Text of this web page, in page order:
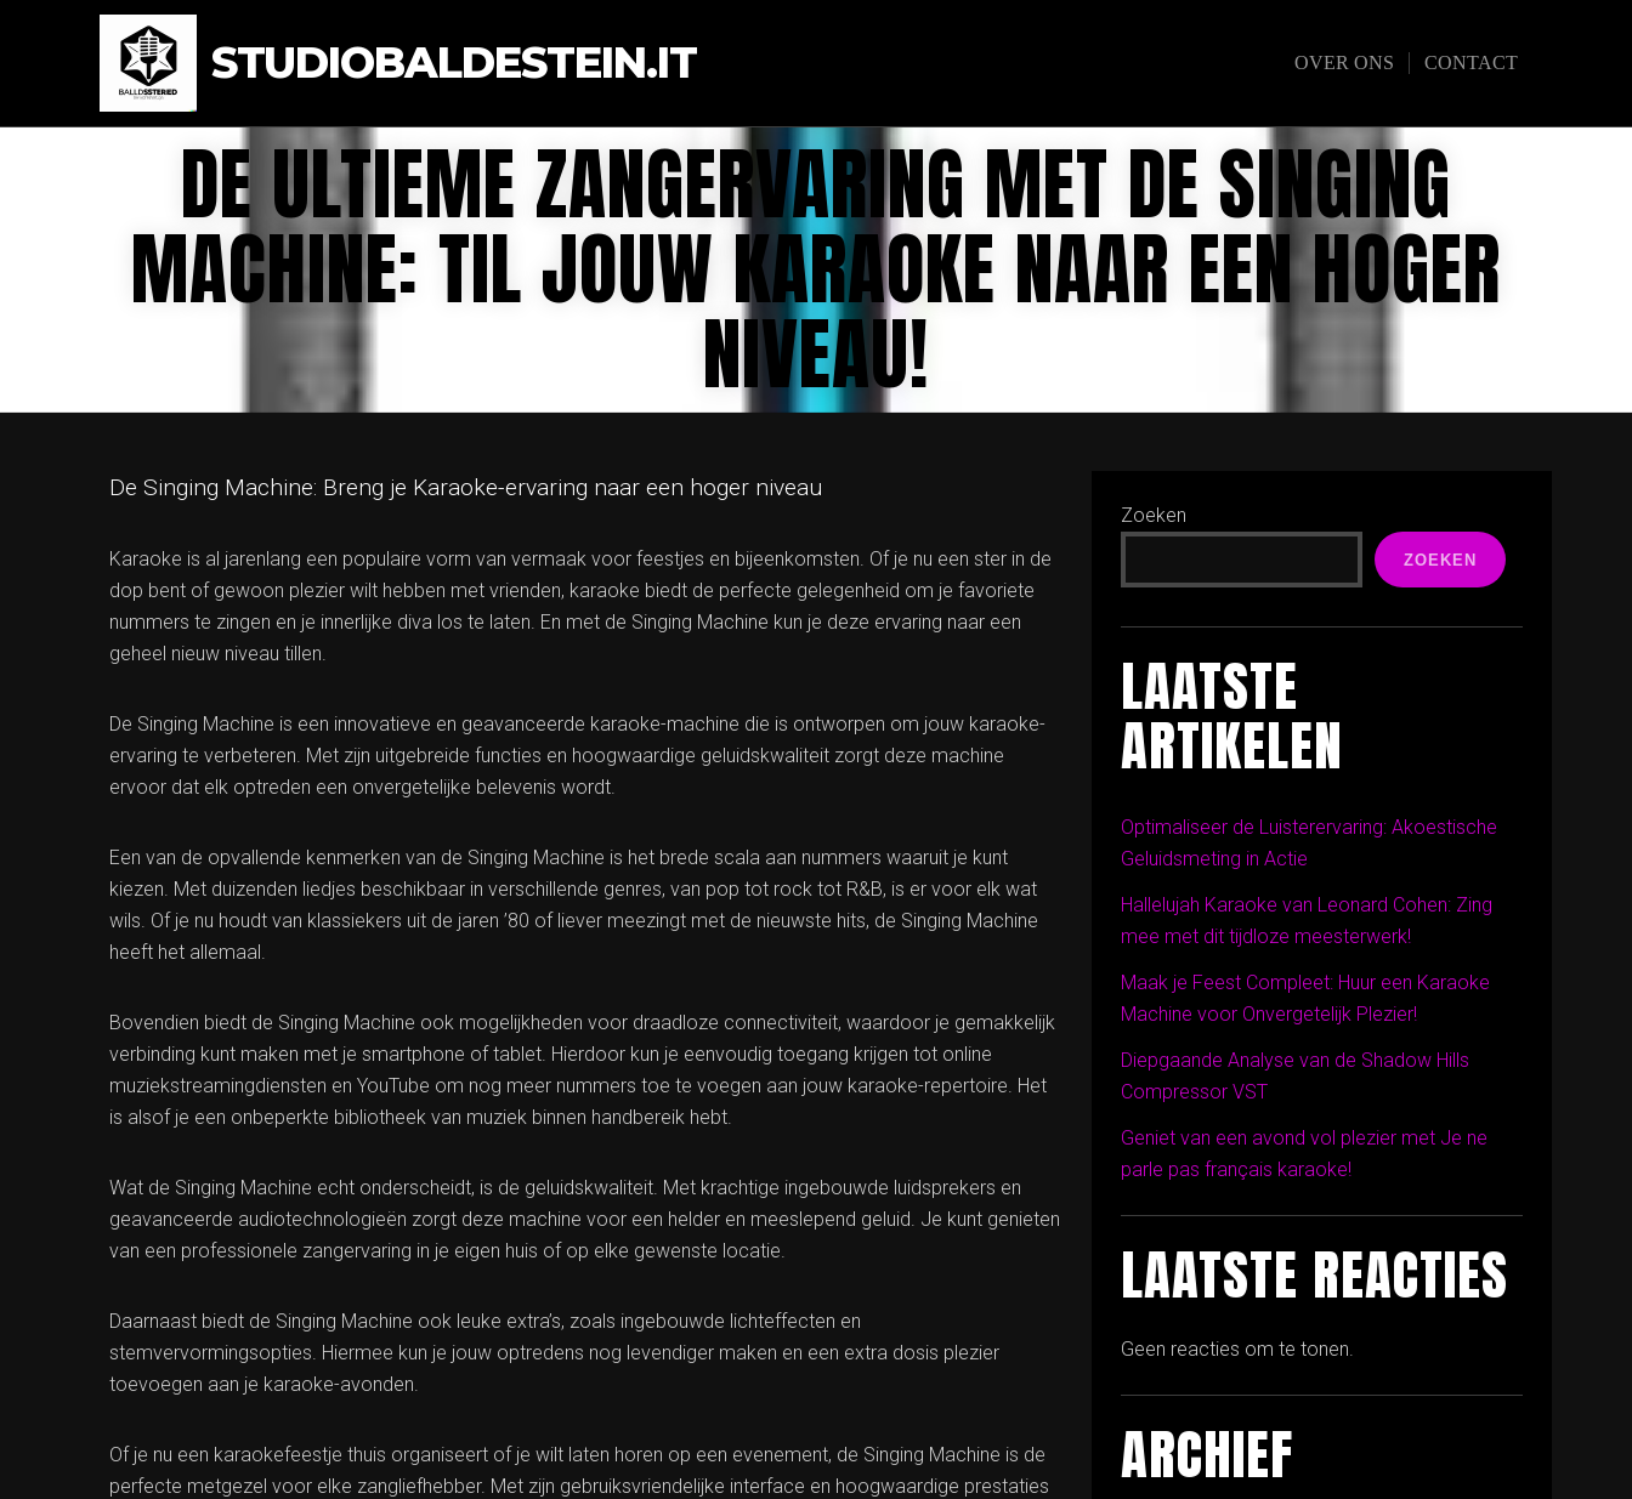
STUDIOBALDESTEIN.IT OVER ONS CONTACT
DE ULTIEME ZANGERVARING MET DE SINGING
MACHINE: TIL JOUW KARAOKE NAAR EEN HOGER
NIVEAU!
De Singing Machine: Breng je Karaoke-ervaring naar een hoger niveau
Karaoke is al jarenlang een populaire vorm van vermaak voor feestjes en bijeenkomsten. Of je nu een ster in de
dop bent of gewoon plezier wilt hebben met vrienden, karaoke biedt de perfecte gelegenheid om je favoriete
nummers te zingen en je innerlijke diva los te laten. En met de Singing Machine kun je deze ervaring naar een
geheel nieuw niveau tillen.
De Singing Machine is een innovatieve en geavanceerde karaoke-machine die is ontworpen om jouw karaoke-
ervaring te verbeteren. Met zijn uitgebreide functies en hoogwaardige geluidskwaliteit zorgt deze machine
ervoor dat elk optreden een onvergetelijke belevenis wordt.
Een van de opvallende kenmerken van de Singing Machine is het brede scala aan nummers waaruit je kunt
kiezen. Met duizenden liedjes beschikbaar in verschillende genres, van pop tot rock tot R&B, is er voor elk wat
wils. Of je nu houdt van klassiekers uit de jaren ’80 of liever meezingt met de nieuwste hits, de Singing Machine
heeft het allemaal.
Bovendien biedt de Singing Machine ook mogelijkheden voor draadloze connectiviteit, waardoor je gemakkelijk
verbinding kunt maken met je smartphone of tablet. Hierdoor kun je eenvoudig toegang krijgen tot online
muziekstreamingdiensten en YouTube om nog meer nummers toe te voegen aan jouw karaoke-repertoire. Het
is alsof je een onbeperkte bibliotheek van muziek binnen handbereik hebt.
Wat de Singing Machine echt onderscheidt, is de geluidskwaliteit. Met krachtige ingebouwde luidsprekers en
geavanceerde audiotechnologieën zorgt deze machine voor een helder en meeslepend geluid. Je kunt genieten
van een professionele zangervaring in je eigen huis of op elke gewenste locatie.
Daarnaast biedt de Singing Machine ook leuke extra’s, zoals ingebouwde lichteffecten en
stemvervormingsopties. Hiermee kun je jouw optredens nog levendiger maken en een extra dosis plezier
toevoegen aan je karaoke-avonden.
Of je nu een karaokefeestje thuis organiseert of je wilt laten horen op een evenement, de Singing Machine is de
perfecte metgezel voor elke zangliefhebber. Met zijn gebruiksvriendelijke interface en hoogwaardige prestaties
Zoeken
ZOEKEN
LAATSTE
ARTIKELEN
Optimaliseer de Luisterervaring: Akoestische
Geluidsmeting in Actie
Hallelujah Karaoke van Leonard Cohen: Zing
mee met dit tijdloze meesterwerk!
Maak je Feest Compleet: Huur een Karaoke
Machine voor Onvergetelijk Plezier!
Diepgaande Analyse van de Shadow Hills
Compressor VST
Geniet van een avond vol plezier met Je ne
parle pas français karaoke!
LAATSTE REACTIES
Geen reacties om te tonen.
ARCHIEF